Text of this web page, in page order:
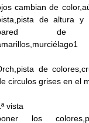
cambian de
de altura y
de
de
circulos grises en el
vista
los